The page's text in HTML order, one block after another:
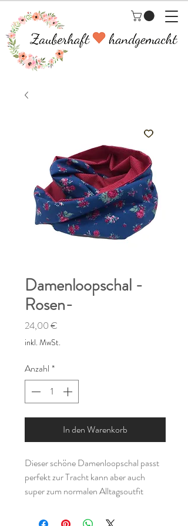
Damenloopschal -
Rosen-
24,00 €
inkl. MwSt.
Anzahl *
In den Warenkorb
Dieser schöne Damenloopschal passt
perfekt zur Tracht kann aber auch
super zum normalen Alltagsoutfit